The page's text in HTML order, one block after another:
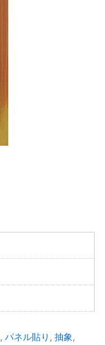
, パネル貼り , 抽象,